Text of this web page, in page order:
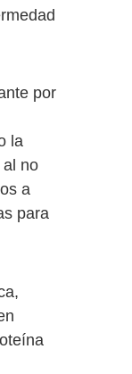
por
la
al no
a
para